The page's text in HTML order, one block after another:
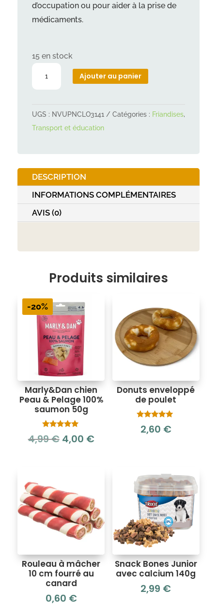
d’occupation ou pour aider à la prise de
médicaments.
15 en stock
quantité
Paté
de
Ajouter au panier
UGS : NVUPNCLO3141 Catégories : Friandises,
Transport et éducation
DESCRIPTION
INFORMATIONS COMPLÉMENTAIRES
AVIS (0)
Produits similaires
-20%
Marly&Dan chien
Peau & Pelage 100%
saumon 50g
Note
5.00
4,99€ Le
4,99 €.
4,00 €Le
Donuts enveloppé
de poulet
Note
5.00
2,60 €
Rouleau à mâcher
10 cm fourré au
canard
0,60 €
Snack Bones Junior
avec calcium 140g
2,99 €